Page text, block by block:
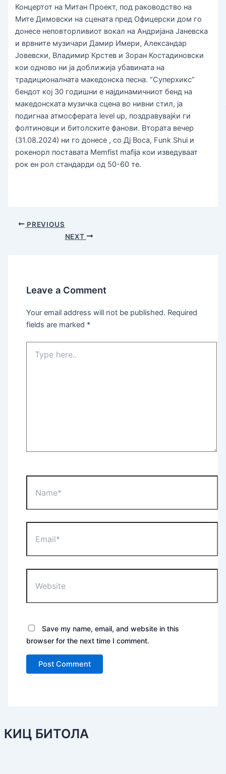
Концертот на Митан Проект, под раководство на
Мите Димовски на сцената пред Офицерски дом го
донесе неповторливиот вокал на Андријана Јаневска
и врвните музичари Дамир Имери, Александар
Јовевски, Владимир Крстев и Зоран Костадиновски
кои одново ни ја доближија убавината на
традиционалната македонска песна. “Суперхикс”
бендот кој 30 годишни е најдинамичниот бенд на
македонската музичка сцена во нивни стил, ја
подигнаа атмосферата level up, поздравувајќи ги
фолтиновци и битолските фанови. Втората вечер
(31.08.2024) ни го донесе , со Дј Boca, Funk Shui и
рокенорл поставата Memfist mafija кои изведуваат
рок ен рол стандарди од 50-60 те.
PREVIOUS
NEXT
Leave a Comment
Your email address will not be published. Required
fields are marked *
here..
Save my name, email, and website in this
browser for the next time I comment.
КИЦ БИТОЛА